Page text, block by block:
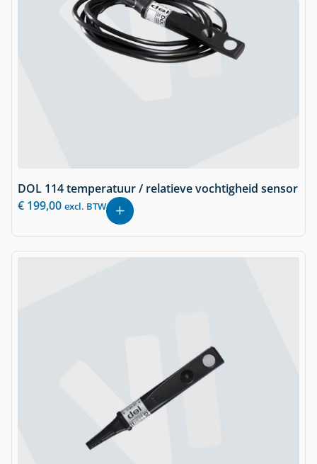
DOL 114 temperatuur / relatieve vochtigheid sensor
€ 199,00 excl. BTW